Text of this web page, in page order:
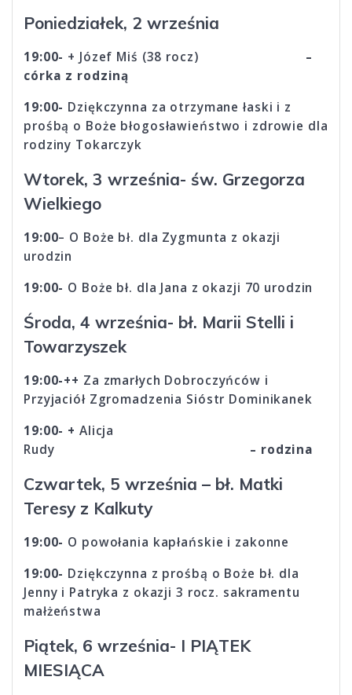
Poniedziałek, 2 września
19:00- + Józef Miś (38 rocz) –
córka z rodziną
19:00- Dziękczynna za otrzymane łaski i z
prośbą o Boże błogosławieństwo i zdrowie dla
rodziny Tokarczyk
Wtorek, 3 września- św. Grzegorza
Wielkiego
19:00– O Boże bł. dla Zygmunta z okazji
urodzin
19:00- O Boże bł. dla Jana z okazji 70 urodzin
Środa, 4 września- bł. Marii Stelli i
Towarzyszek
19:00-++ Za zmarłych Dobroczyńców i
Przyjaciół Zgromadzenia Sióstr Dominikanek
19:00- + Alicja
Rudy – rodzina
Czwartek, 5 września – bł. Matki
Teresy z Kalkuty
19:00- O powołania kapłańskie i zakonne
19:00- Dziękczynna z prośbą o Boże bł. dla
Jenny i Patryka z okazji 3 rocz. sakramentu
małżeństwa
Piątek, 6 września- I PIĄTEK
MIESIĄCA